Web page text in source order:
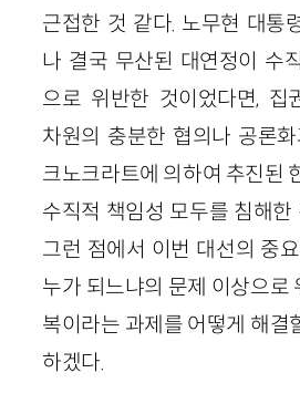
근접한 것 같다. 노무현 대통
나 결국 무산된 대연정이 수
으로 위반한 것이었다면, 집
차원의 충분한 협의나 공론
크노크라트에 의하여 추진된
수직적 책임성 모두를 침해한
그런 점에서 이번 대선의 중
누가 되느냐의 문제 이상으로
복이라는 과제를 어떻게 해결
하겠다.